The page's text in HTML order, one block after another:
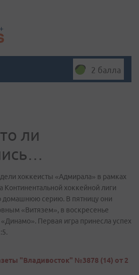
2 балла
ли
хоккеисты «Адмирала» в рамках
Континентальной хоккейной лиги
домашнюю серию. В пятницу они
«Витязем», в воскресенье
Первая игра принесла успех
"Владивосток" №3878 (14) от 2